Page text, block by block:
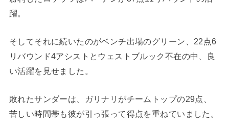
躍。
そしてそれに続いたのがベンチ出場のグリーン、22点6
リバウンド4アシストとウェストブルック不在の中、良
い活躍を見せました。
敗れたサンダーは、ガリナリがチームトップの29点、
苦しい時間帯も彼が引っ張って得点を重ねていました。